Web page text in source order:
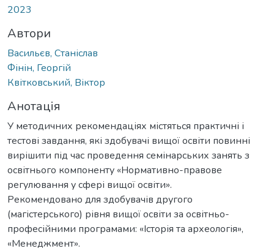
2023
Автори
Васильєв, Станіслав
Фінін, Георгій
Квітковський, Віктор
Анотація
У методичних рекомендаціях містяться практичні і
тестові завдання, які здобувачі вищої освіти повинні
вирішити під час проведення семінарських занять з
освітнього компоненту «Нормативно-правове
регулювання у сфері вищої освіти».
Рекомендовано для здобувачів другого
(магістерського) рівня вищої освіти за освітньо-
професійними програмами: «Історія та археологія»,
«Менеджмент».